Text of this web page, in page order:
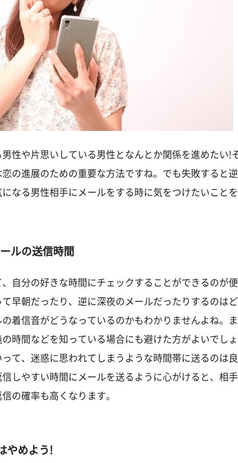
性や片思いしている男性となんとか関係を進めたい!
の進展のための重要な方法ですね。でも失敗すると逆
なる男性相手にメールをする時に気をつけたいことを
ルの送信時間
自分の好きな時間にチェックすることができるのが便
早朝だったり、逆に深夜のメールだったりするのはど
着信音がどうなっているのかもわかりませんよね。ま
時間などを知っている場合にも避けた方がよいでしょ
て、迷惑に思われてしまうような時間帯に送るのは良
しやすい時間にメールを送るように心がけると、相手
の確率も高くなります。
やめよう!